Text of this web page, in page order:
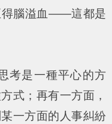
得腦溢血——這都是
是一種平心的方
式；再有一方面，
一方面的人事糾紛